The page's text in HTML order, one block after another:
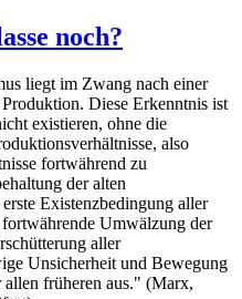
noch?
liegt im Zwang nach einer
Diese Erkenntnis ist
existieren, ohne die
also
fortwährend zu
der alten
Existenzbedingung aller
Umwälzung der
aller
Unsicherheit und Bewegung
früheren aus." (Marx,